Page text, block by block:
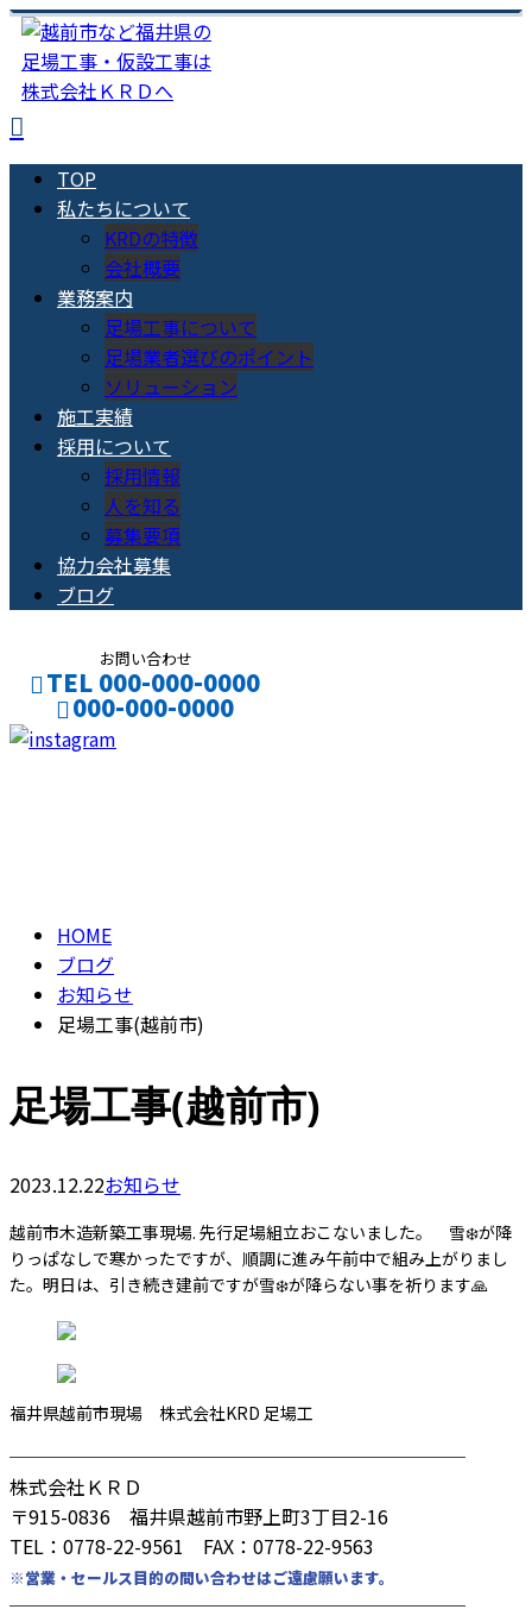
TOP
私たちについて
KRDの特徴
会社概要
業務案内
足場工事について
足場業者選びのポイント
ソリューション
施工実績
採用について
採用情報
人を知る
募集要項
協力会社募集
ブログ
お問い合わせ
TEL 000-000-0000
000-000-0000
HOME
ブログ
お知らせ
足場工事(越前市)
足場工事(越前市)
2023.12.22お知らせ
越前市木造新築工事現場. 先行足場組立おこないました。 雪❄️が降
りっぱなしで寒かったですが、順調に進み午前中で組み上がりまし
た。明日は、引き続き建前ですが雪❄️が降らない事を祈ります🙏
福井県越前市現場 株式会社KRD 足場工
────────────────────────
株式会社ＫＲＤ
〒915-0836 福井県越前市野上町3丁目2-16
TEL：0778-22-9561 FAX：0778-22-9563
※営業・セールス目的の問い合わせはご遠慮願います。
────────────────────────